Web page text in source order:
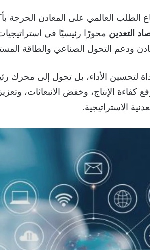
على المعادن الحرجة بأكثر من 3 أضعاف خلال العقدين
التعدين محورًا رئيسيًا في
ودعم التحول الصناعي والطاقة
لتحسين الأداء، بل تحول إلى محرك
كفاءة الإنتاج، وخفض الانبعاثات،
الاستراتيجية.